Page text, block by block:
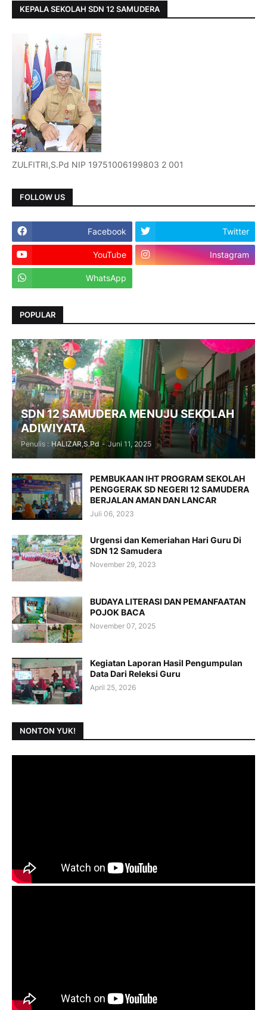
KEPALA SEKOLAH SDN 12 SAMUDERA
ZULFITRI,S.Pd NIP 19751006199803 2 001
FOLLOW US
Facebook Twitter
YouTube Instagram
WhatsApp
POPULAR
SDN 12 SAMUDERA MENUJU SEKOLAH
ADIWIYATA
Penulis : HALIZAR,S.Pd - Juni 11, 2025
PEMBUKAAN IHT PROGRAM SEKOLAH
PENGGERAK SD NEGERI 12 SAMUDERA
BERJALAN AMAN DAN LANCAR
Juli 06, 2023
Urgensi dan Kemeriahan Hari Guru Di
SDN 12 Samudera
November 29, 2023
BUDAYA LITERASI DAN PEMANFAATAN
POJOK BACA
November 07, 2025
Kegiatan Laporan Hasil Pengumpulan
Data Dari Releksi Guru
April 25, 2026
NONTON YUK!